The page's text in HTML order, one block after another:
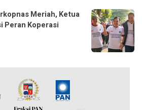
Meriah, Ketua
Peran Koperasi